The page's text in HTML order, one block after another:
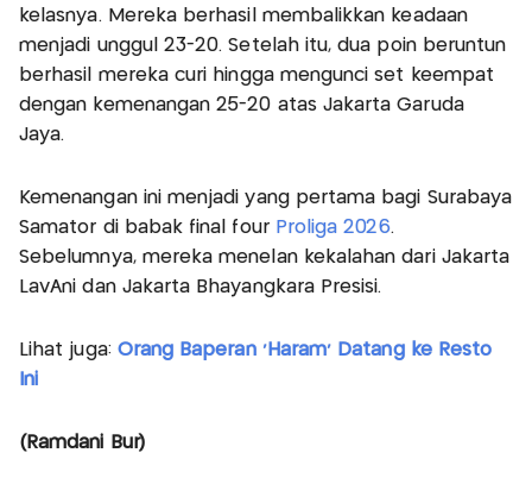
kelasnya. Mereka berhasil membalikkan keadaan
menjadi unggul 23-20. Setelah itu, dua poin beruntun
berhasil mereka curi hingga mengunci set keempat
dengan kemenangan 25-20 atas Jakarta Garuda
Jaya.
Kemenangan ini menjadi yang pertama bagi Surabaya
Samator di babak final four Proliga 2026.
Sebelumnya, mereka menelan kekalahan dari Jakarta
LavAni dan Jakarta Bhayangkara Presisi.
Lihat juga: Orang Baperan 'Haram' Datang ke Resto
Ini
(Ramdani Bur)